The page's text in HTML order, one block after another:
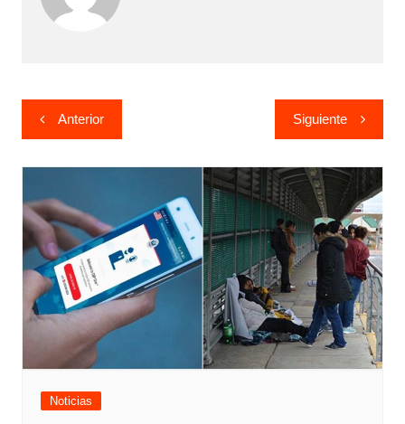
Navegación
de
entradas
Anterior Siguiente
Noticias